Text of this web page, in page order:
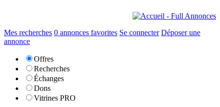
Mes recherches 0 annonces favorites Se connecter Déposer une
annonce
Offres
Recherches
Échanges
Dons
Vitrines PRO